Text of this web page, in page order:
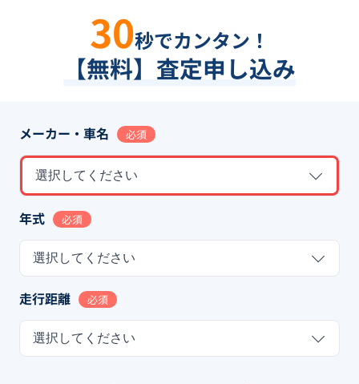
30秒でカンタン！
【無料】査定申し込み
メーカー・車名 必須
選択してください
年式 必須
選択してください
走行距離 必須
選択してください